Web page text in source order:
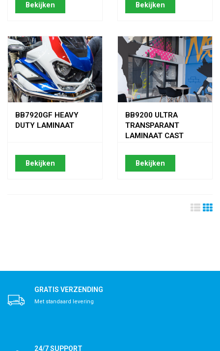
Bekijken Bekijken
BB7920GF HEAVY
DUTY LAMINAAT
Bekijken
BB9200 ULTRA
TRANSPARANT
LAMINAAT CAST
Bekijken
GRATIS VERZENDING
Met standaard levering
24/7 SUPPORT